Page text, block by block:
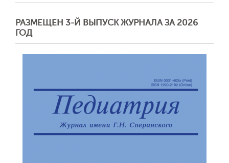
РАЗМЕЩЕН 3-Й ВЫПУСК ЖУРНАЛА ЗА 2026
ГОД
Обратная